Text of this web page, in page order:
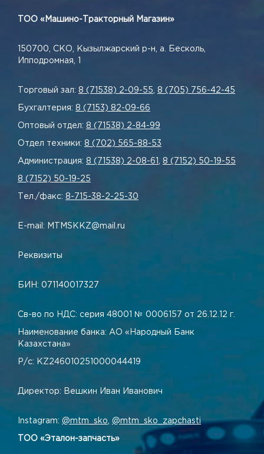
ТОО «Машино-Тракторный Магазин»
150700, СКО, Кызылжарский р-н, а. Бесколь,
Ипподромная, 1
Торговый зал: 8 (71538) 2-09-55 8 (705) 756-42-45
Бухгалтерия: 8 (7153) 82-09-66
Оптовый отдел: 8 (71538) 2-84-99
Отдел техники: 8 (702) 565-88-53
Администрация: 8 (71538) 2-08-61 8 (7152) 50-19-55
8 (7152) 50-19-25
Тел./факс: 8-715-38-2-25-30
E-mail: MTMSKKZ@mail.ru
Реквизиты
БИН: 071140017327
Св-во по НДС: серия 48001 № 0006157 от 26.12.12 г.
Наименование банка: АО «Народный Банк
Казахстана»
Р/с: KZ246010251000044419
Директор: Вешкин Иван Иванович
Instagram: @mtm_sko @mtm_sko_zapchasti
ТОО «Эталон-запчасть»